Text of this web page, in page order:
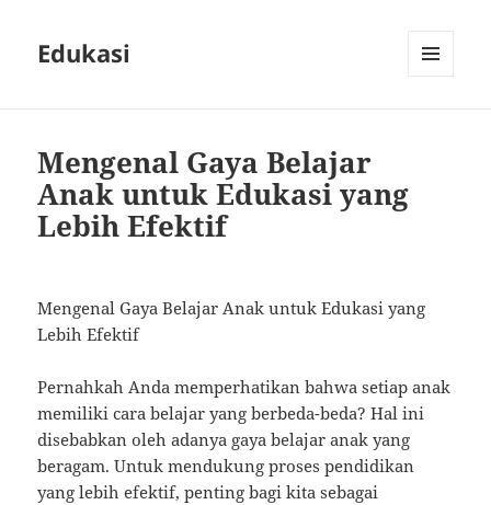
Edukasi
Mengenal Gaya Belajar
Anak untuk Edukasi yang
Lebih Efektif
Mengenal Gaya Belajar Anak untuk Edukasi yang
Lebih Efektif
Pernahkah Anda memperhatikan bahwa setiap anak
memiliki cara belajar yang berbeda-beda? Hal ini
disebabkan oleh adanya gaya belajar anak yang
beragam. Untuk mendukung proses pendidikan
yang lebih efektif, penting bagi kita sebagai